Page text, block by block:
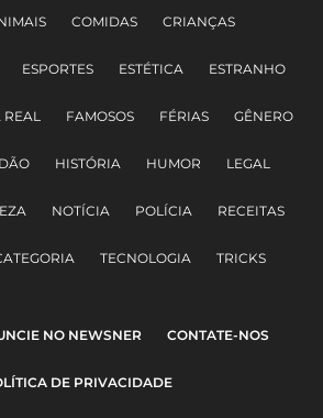
COMIDAS CRIANÇAS
ESPORTES ESTÉTICA ESTRANHO
REAL FAMOSOS FÉRIAS GÊNERO
HISTÓRIA HUMOR LEGAL
NOTÍCIA POLÍCIA RECEITAS
TECNOLOGIA TRICKS
NO NEWSNER CONTATE-NOS
DE PRIVACIDADE